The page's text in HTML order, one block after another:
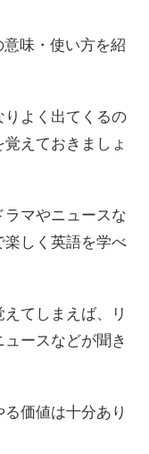
味・使い方を紹
よく出てくるの
えておきましょ
マやニュースな
楽しく英語を学べ
てしまえば、リ
ースなどが聞き
価値は十分あり